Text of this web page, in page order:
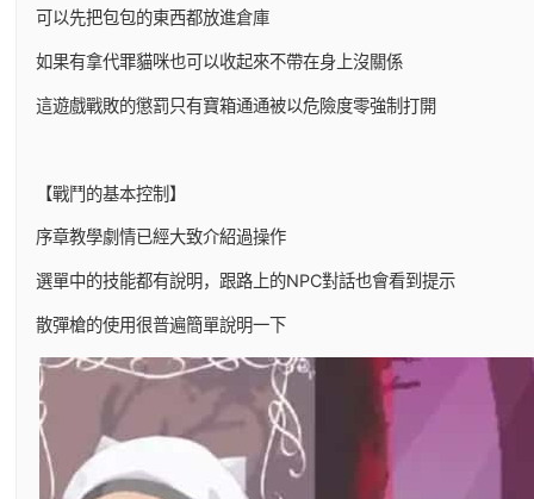
可以先把包包的東西都放進倉庫
如果有拿代罪貓咪也可以收起來不帶在身上沒關係
這遊戲戰敗的懲罰只有寶箱通通被以危險度零強制打開
【戰鬥的基本控制】
序章教學劇情已經大致介紹過操作
選單中的技能都有說明，跟路上的NPC對話也會看到提示
散彈槍的使用很普遍簡單說明一下